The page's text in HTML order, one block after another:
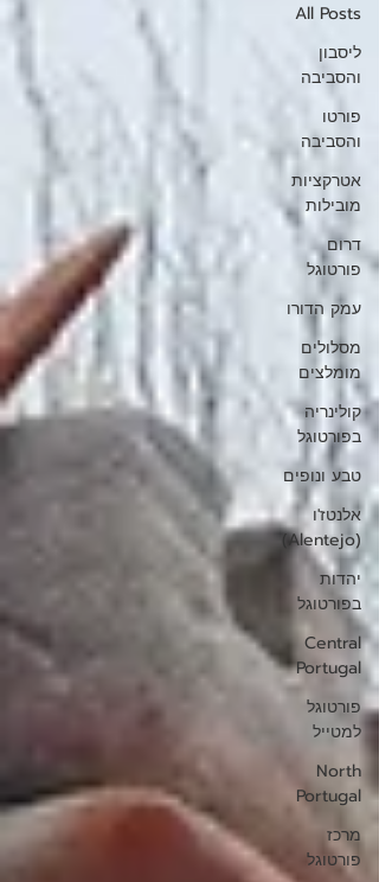
All Posts
ליסבון
והסביבה
פורטו
והסביבה
אטרקציות
מובילות
דרום
פורטוגל
עמק הדורו
מסלולים
מומלצים
קולינריה
בפורטוגל
טבע ונופים
אלנטז'ו
(Alentejo)
יהדות
בפורטוגל
Central
Portugal
פורטוגל
למטייל
North
Portugal
מרכז
פורטוגל